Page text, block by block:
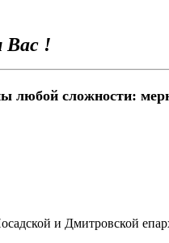
Вас !
любой сложности:
и Дмитровской